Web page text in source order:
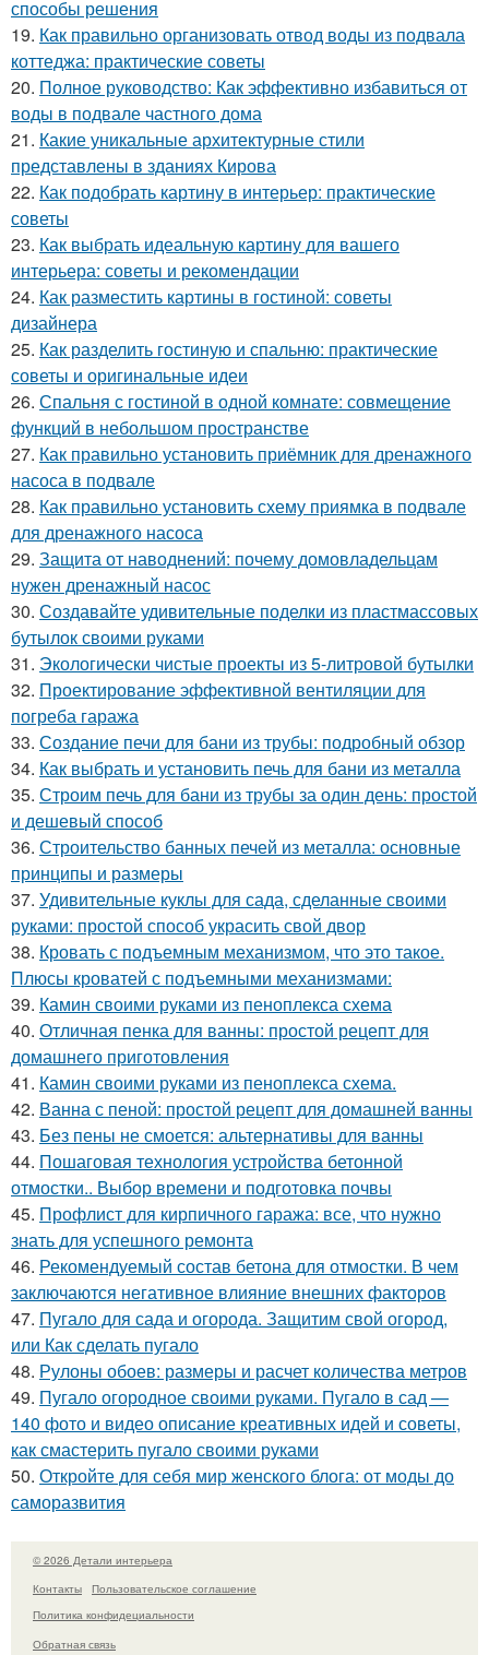
способы решения
19. Как правильно организовать отвод воды из подвала
коттеджа: практические советы
20. Полное руководство: Как эффективно избавиться от
воды в подвале частного дома
21. Какие уникальные архитектурные стили
представлены в зданиях Кирова
22. Как подобрать картину в интерьер: практические
советы
23. Как выбрать идеальную картину для вашего
интерьера: советы и рекомендации
24. Как разместить картины в гостиной: советы
дизайнера
25. Как разделить гостиную и спальню: практические
советы и оригинальные идеи
26. Спальня с гостиной в одной комнате: совмещение
функций в небольшом пространстве
27. Как правильно установить приёмник для дренажного
насоса в подвале
28. Как правильно установить схему приямка в подвале
для дренажного насоса
29. Защита от наводнений: почему домовладельцам
нужен дренажный насос
30. Создавайте удивительные поделки из пластмассовых
бутылок своими руками
31. Экологически чистые проекты из 5-литровой бутылки
32. Проектирование эффективной вентиляции для
погреба гаража
33. Создание печи для бани из трубы: подробный обзор
34. Как выбрать и установить печь для бани из металла
35. Строим печь для бани из трубы за один день: простой
и дешевый способ
36. Строительство банных печей из металла: основные
принципы и размеры
37. Удивительные куклы для сада, сделанные своими
руками: простой способ украсить свой двор
38. Кровать с подъемным механизмом, что это такое.
Плюсы кроватей с подъемными механизмами:
39. Камин своими руками из пеноплекса схема
40. Отличная пенка для ванны: простой рецепт для
домашнего приготовления
41. Камин своими руками из пеноплекса схема.
42. Ванна с пеной: простой рецепт для домашней ванны
43. Без пены не смоется: альтернативы для ванны
44. Пошаговая технология устройства бетонной
отмостки.. Выбор времени и подготовка почвы
45. Профлист для кирпичного гаража: все, что нужно
знать для успешного ремонта
46. Рекомендуемый состав бетона для отмостки. В чем
заключаются негативное влияние внешних факторов
47. Пугало для сада и огорода. Защитим свой огород,
или Как сделать пугало
48. Рулоны обоев: размеры и расчет количества метров
49. Пугало огородное своими руками. Пугало в сад —
140 фото и видео описание креативных идей и советы,
как смастерить пугало своими руками
50. Откройте для себя мир женского блога: от моды до
саморазвития
© 2026 Детали интерьера
Контакты
Пользовательское соглашение
Политика конфидециальности
Обратная связь